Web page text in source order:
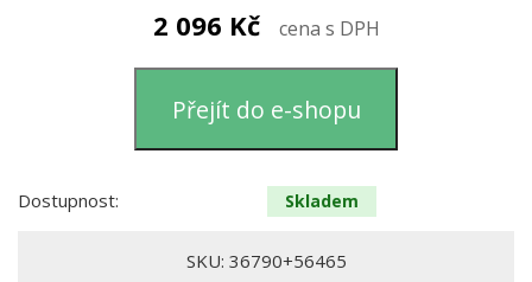
2 096 Kč cena s DPH
Přejít do e-shopu
Dostupnost: Skladem
SKU: 36790+56465